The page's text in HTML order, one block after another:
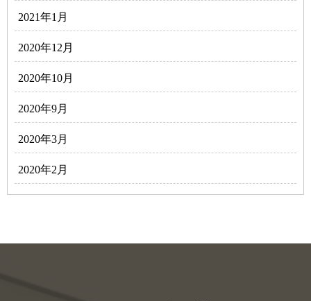
2021年1月
2020年12月
2020年10月
2020年9月
2020年3月
2020年2月